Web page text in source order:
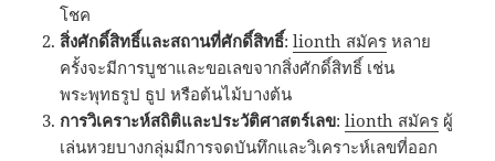
โชค
สิ่งศักดิ์สิทธิ์และสถานที่ศักดิ์สิทธิ์:lionth สมัคร หลาย
ครั้งจะมีการบูชาและขอเลขจากสิ่งศักดิ์สิทธิ์ เช่น
พระพุทธรูป ธูป หรือต้นไม้บางต้น
การวิเคราะห์สถิติและประวัติศาสตร์เลข:lionth สมัคร ผู้
เล่นหวยบางกลุ่มมีการจดบันทึกและวิเคราะห์เลขที่ออก